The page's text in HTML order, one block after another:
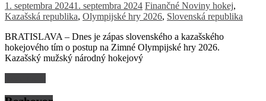
1. septembra 20241. septembra 2024 Finančné Noviny hokej,
Kazašská republika, Olympijské hry 2026, Slovenská republika
BRATISLAVA – Dnes je zápas slovenského a kazašského
hokejového tím o postup na Zimné Olympijské hry 2026.
Kazašský mužský národný hokejový